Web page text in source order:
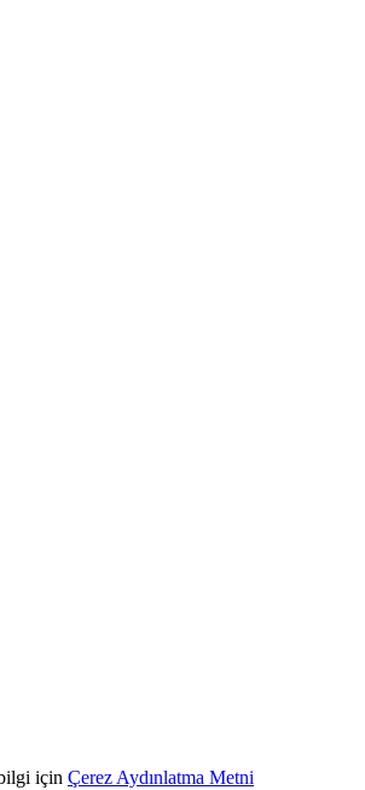
için Çerez Aydınlatma Metni